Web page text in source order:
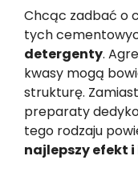
Chcąc zadbać o
tych
detergenty.
kwasy mogą
strukturę.
preparaty
tego rodzaju
najlepszy efekt